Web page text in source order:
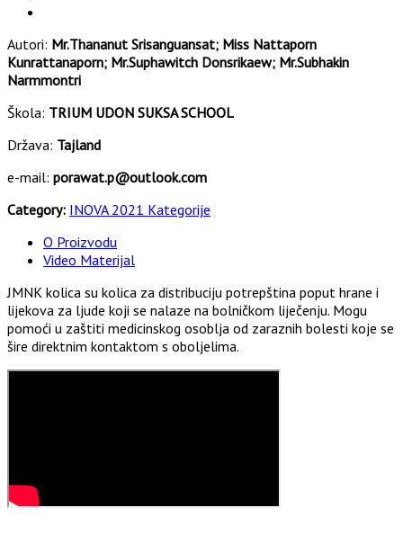
Autori: Mr.Thananut Srisanguansat; Miss Nattaporn
Kunrattanaporn; Mr.Suphawitch Donsrikaew; Mr.Subhakin
Narmmontri
Škola: TRIUM UDON SUKSA SCHOOL
Država: Tajland
e-mail: porawat.p@outlook.com
Category: INOVA 2021 Kategorije
O Proizvodu
Video Materijal
JMNK kolica su kolica za distribuciju potrepština poput hrane i
lijekova za ljude koji se nalaze na bolničkom liječenju. Mogu
pomoći u zaštiti medicinskog osoblja od zaraznih bolesti koje se
šire direktnim kontaktom s oboljelima.